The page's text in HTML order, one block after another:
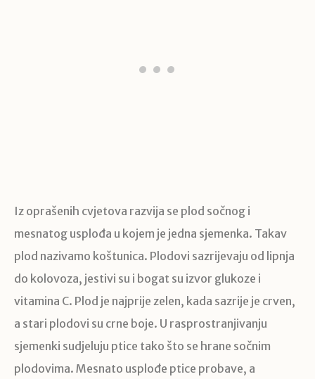
Iz oprašenih cvjetova razvija se plod sočnog i
mesnatog usplođa u kojem je jedna sjemenka. Takav
plod nazivamo koštunica. Plodovi sazrijevaju od lipnja
do kolovoza, jestivi su i bogat su izvor glukoze i
vitamina C. Plod je najprije zelen, kada sazrije je crven,
a stari plodovi su crne boje. U rasprostranjivanju
sjemenki sudjeluju ptice tako što se hrane sočnim
plodovima. Mesnato usplođe ptice probave, a